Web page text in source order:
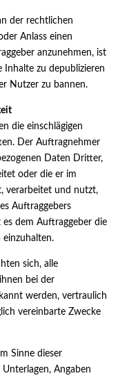
der rechtlichen
Anlass einen
anzunehmen, ist
zu depublizieren
Nutzer zu bannen.
die einschlägigen
Der Auftragnehmer
Daten Dritter,
oder die er im
verarbeitet und nutzt,
Auftraggebers
dem Auftraggeber die
einzuhalten.
sich, alle
bei der
werden, vertraulich
vereinbarte Zwecke
Sinne dieser
Angaben